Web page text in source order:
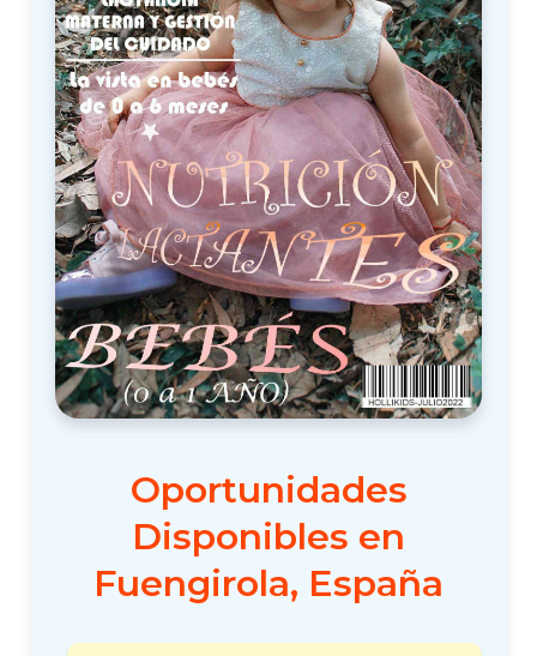
Oportunidades
Disponibles en
Fuengirola, España